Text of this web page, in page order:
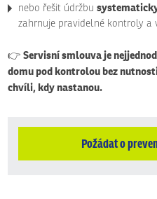
nebo řešit údržbu
zahrnuje pravidelné kontroly a
👉Servisní smlouva je
domu pod kontrolou bez
chvíli, kdy nastanou.
Požádat o